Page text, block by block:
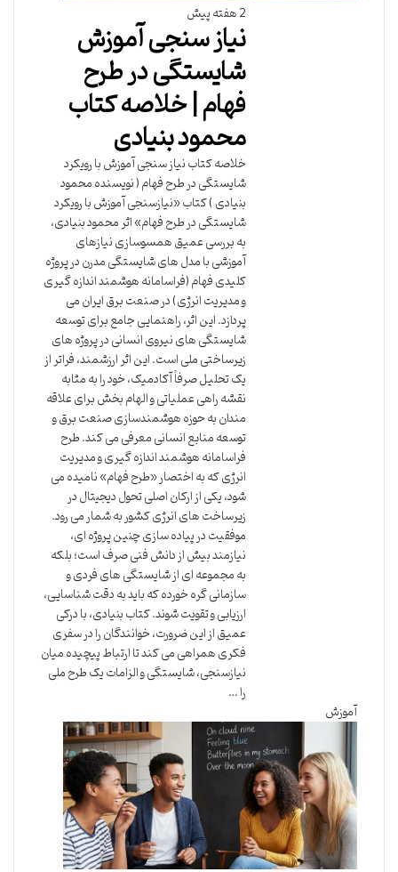
2 هفته پیش
نیاز سنجی آموزش
شایستگی در طرح
فهام | خلاصه کتاب
محمود بنیادی
خلاصه کتاب نیاز سنجی آموزش با رویکرد
شایستگی در طرح فهام ( نویسنده محمود
بنیادی ) کتاب «نیازسنجی آموزش با رویکرد
شایستگی در طرح فهام» اثر محمود بنیادی،
به بررسی عمیق همسوسازی نیازهای
آموزشی با مدل های شایستگی مدرن در پروژه
کلیدی فهام (فراسامانه هوشمند اندازه گیری
و مدیریت انرژی) در صنعت برق ایران می
پردازد. این اثر، راهنمایی جامع برای توسعه
شایستگی های نیروی انسانی در پروژه های
زیرساختی ملی است. این اثر ارزشمند، فراتر از
یک تحلیل صرفاً آکادمیک، خود را به مثابه
نقشه راهی عملیاتی و الهام بخش برای علاقه
مندان به حوزه هوشمندسازی صنعت برق و
توسعه منابع انسانی معرفی می کند. طرح
فراسامانه هوشمند اندازه گیری و مدیریت
انرژی که به اختصار «طرح فهام» نامیده می
شود، یکی از ارکان اصلی تحول دیجیتال در
زیرساخت های انرژی کشور به شمار می رود.
موفقیت در پیاده سازی چنین پروژه ای،
نیازمند بیش از دانش فنی صرف است؛ بلکه
به مجموعه ای از شایستگی های فردی و
سازمانی گره خورده که باید به دقت شناسایی،
ارزیابی و تقویت شوند. کتاب بنیادی، با درکی
عمیق از این ضرورت، خوانندگان را در سفری
فکری همراهی می کند تا ارتباط پیچیده میان
نیازسنجی، شایستگی و الزامات یک طرح ملی
را …
آموزش